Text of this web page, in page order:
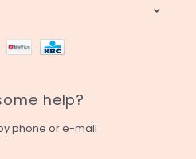
help?
phone or e-mail